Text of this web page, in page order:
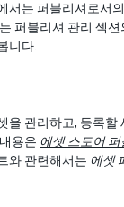
서는 퍼블리셔로서
퍼블리셔 관리 섹
니다.
을 관리하고, 등록할
용은 에셋 스토어
와 관련해서는 에셋